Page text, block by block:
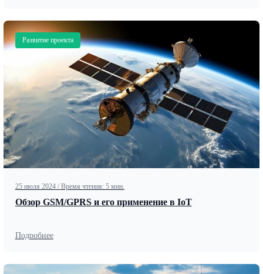
Развитие проекта
25 июля 2024 / Время чтения: 5 мин.
Обзор GSM/GPRS и его применение в IoT
Подробнее